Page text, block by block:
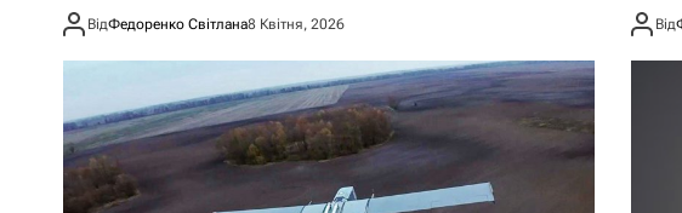
ВідФедоренко Світлана8 Квітня, 2026 Від